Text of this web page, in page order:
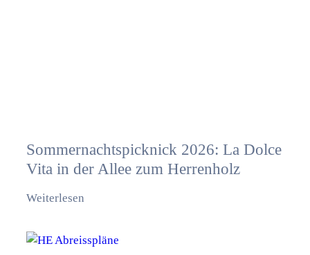
Sommernachtspicknick 2026: La Dolce
Vita in der Allee zum Herrenholz
Weiterlesen